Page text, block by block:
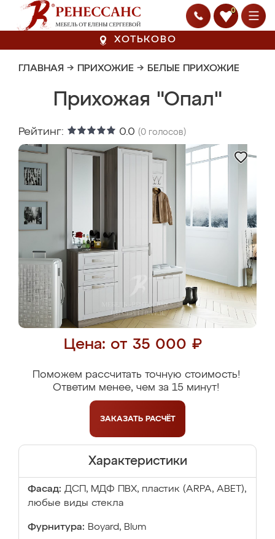
0
ХОТЬКОВО
ГЛАВНАЯ → ПРИХОЖИЕ → БЕЛЫЕ ПРИХОЖИЕ
Прихожая "Опал"
Рейтинг: 0.0 (0 голосов)
Цена: от 35 000 ₽
Поможем рассчитать точную стоимость!
Ответим менее, чем за 15 минут!
ЗАКАЗАТЬ РАСЧЁТ
Характеристики
Фасад: ДСП, МДФ ПВХ, пластик (ARPA, ABET),
любые виды стекла
Фурнитура: Boyard, Blum